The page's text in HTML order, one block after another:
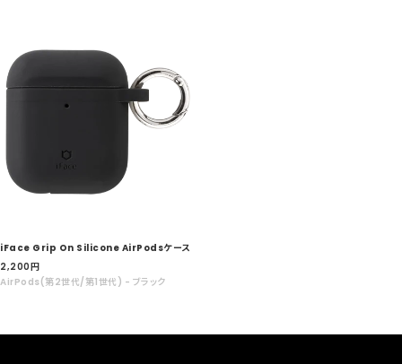
iFace Grip On Silicone AirPodsケース
セ
ー
2,200円
AirPods(第2世代/第1世代) - ブラック